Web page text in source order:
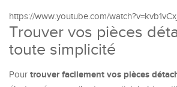
https://www.youtube.com/
Trouver vos pièces
toute simplicité
Pour trouver facilement vos pièces